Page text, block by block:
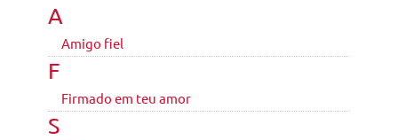
A
Amigo fiel
F
Firmado em teu amor
S